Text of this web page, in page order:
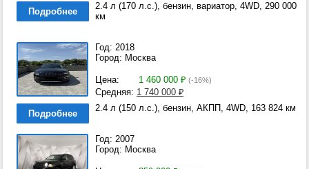
Подробнее
2.4 л (170 л.с.), бензин, вариатор, 4WD, 290 000
км
Год: 2018
Город: Москва
Цена: 1 460 000 ₽ (-16%)
Средняя: 1 740 000 ₽
Подробнее
2.4 л (150 л.с.), бензин, АКПП, 4WD, 163 824 км
Год: 2007
Город: Москва